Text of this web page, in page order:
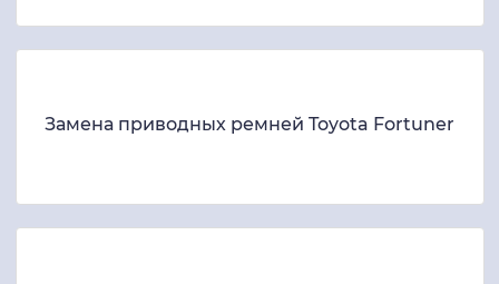
Замена приводных ремней Toyota Fortuner